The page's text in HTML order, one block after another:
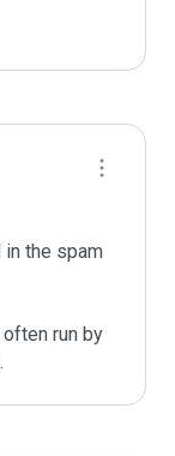
the spam
run by